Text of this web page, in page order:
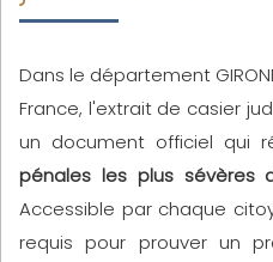
Dans le département
France, l'extrait de casier
un document officiel qui
pénales les plus sévères
Accessible par chaque
requis pour prouver un